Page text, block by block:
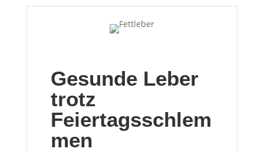
Gesunde Leber
trotz
Feiertagsschlem
men